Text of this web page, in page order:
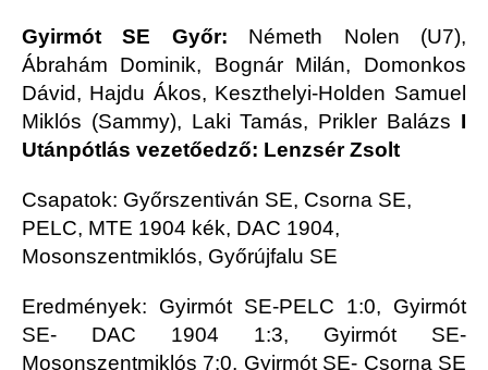
Gyirmót SE Győr: Németh Nolen (U7),
Ábrahám Dominik, Bognár Milán, Domonkos
Dávid, Hajdu Ákos, Keszthelyi-Holden Samuel
Miklós (Sammy), Laki Tamás, Prikler Balázs I
Utánpótlás vezetőedző: Lenzsér Zsolt
Csapatok: Győrszentiván SE, Csorna SE,
PELC, MTE 1904 kék, DAC 1904,
Mosonszentmiklós, Győrújfalu SE
Eredmények: Gyirmót SE-PELC 1:0, Gyirmót
SE- DAC 1904 1:3, Gyirmót SE-
Mosonszentmiklós 7:0, Gyirmót SE- Csorna SE